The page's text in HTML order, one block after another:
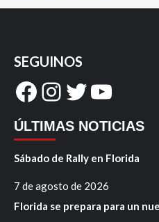
SEGUINOS
Facebook
Instagram
Twitter
ÚLTIMAS NOTICIAS
Sábado de Rally en Florida
7 de agosto de 2026
Florida se prepara para un